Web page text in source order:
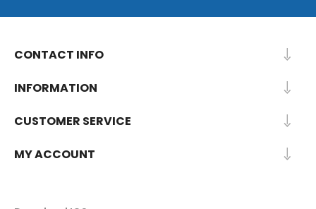
CONTACT INFO
INFORMATION
CUSTOMER SERVICE
MY ACCOUNT